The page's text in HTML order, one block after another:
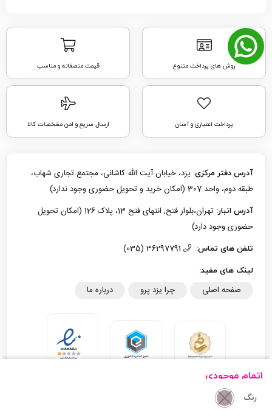
اتمام موجودی
رنگ
روش های پرداخت متنوع قیمت منصفانه و مناسب
پرداخت اعتباری و آسان ارسال سریع و امن مشخصات کالا
آدرس دفتر مرکزی: یزد، خیابان آیت الله کاشانی، مجتمع تجاری شهاب،
طبقه دوم، واحد 307 (امکان خرید و تحویل حضوری وجود ندارد)
آدرس انبار:
تهران،بلوار فتح, انتهای فتح 13، پلاک 126 (امکان تحویل
حضوری وجود دارد)
تلفن های تماس:
لینک های مفید:
صفحه اصلی چرا یزد پرو درباره ما